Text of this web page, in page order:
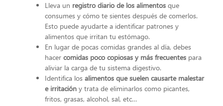
Lleva un registro diario de los alimentos que
consumes y cómo te sientes después de comerlos.
Esto puede ayudarte a identificar patrones y
alimentos que irritan tu estómago.
En lugar de pocas comidas grandes al día, debes
hacer comidas poco copiosas y más frecuentes para
aliviar la carga de tu sistema digestivo.
Identifica los alimentos que suelen causarte malestar
e irritación y trata de eliminarlos como picantes,
fritos, grasas, alcohol, sal, etc…